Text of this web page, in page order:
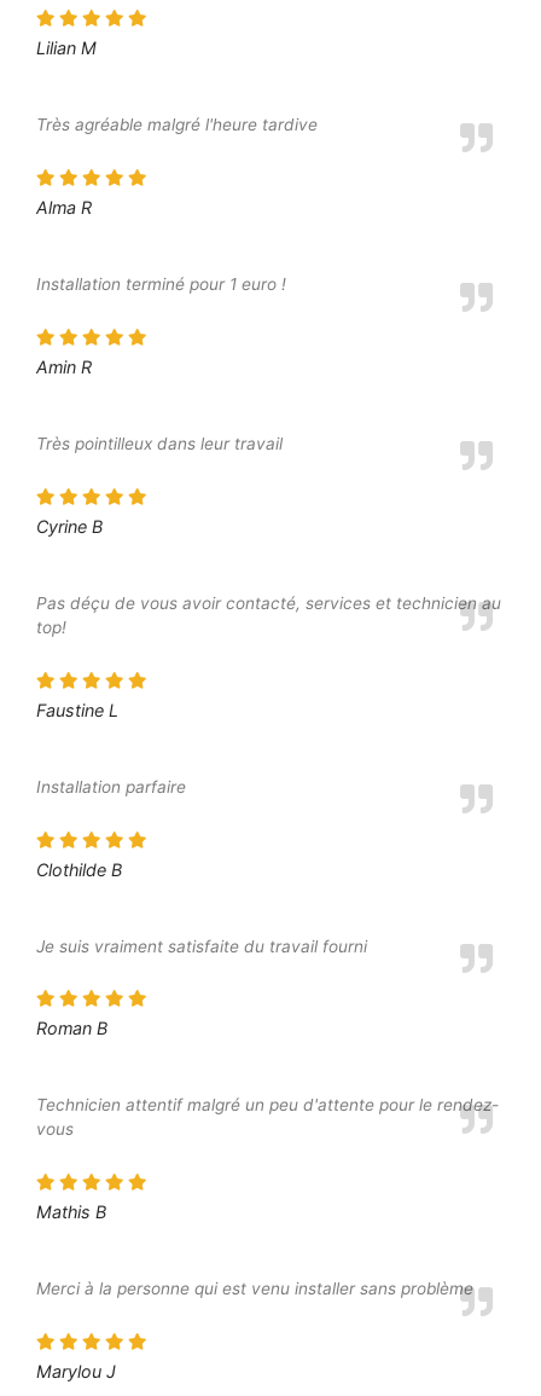
Lilian M
Très agréable malgré l'heure tardive
Alma R
Installation terminé pour 1 euro !
Amin R
Très pointilleux dans leur travail
Cyrine B
Pas déçu de vous avoir contacté, services et technicien au
top!
Faustine L
Installation parfaire
Clothilde B
Je suis vraiment satisfaite du travail fourni
Roman B
Technicien attentif malgré un peu d'attente pour le rendez-
vous
Mathis B
Merci à la personne qui est venu installer sans problème
Marylou J